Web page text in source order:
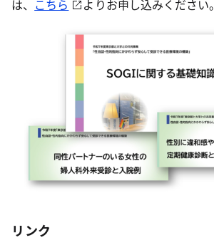
は、 こちら よりお申し込みください。
リンク